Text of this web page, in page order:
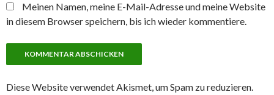
Meinen Namen, meine E-Mail-Adresse und meine Website
in diesem Browser speichern, bis ich wieder kommentiere.
Diese Website verwendet Akismet, um Spam zu reduzieren.